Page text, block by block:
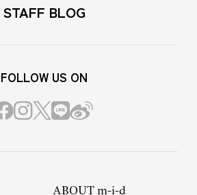
STAFF BLOG
FOLLOW US ON
ABOUT m-i-d